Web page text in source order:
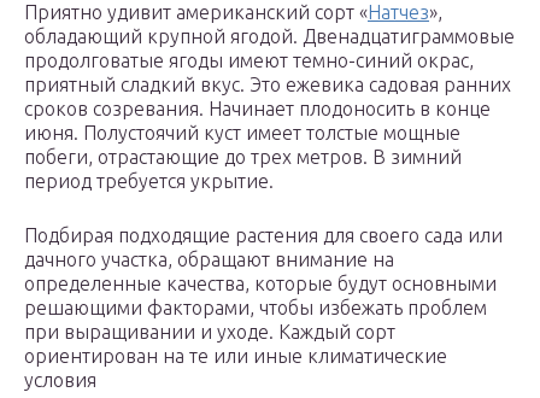
Приятно удивит американский сорт «Натчез»,
обладающий крупной ягодой. Двенадцатиграммовые
продолговатые ягоды имеют темно-синий окрас,
приятный сладкий вкус. Это ежевика садовая ранних
сроков созревания. Начинает плодоносить в конце
июня. Полустоячий куст имеет толстые мощные
побеги, отрастающие до трех метров. В зимний
период требуется укрытие.
Подбирая подходящие растения для своего сада или
дачного участка, обращают внимание на
определенные качества, которые будут основными
решающими факторами, чтобы избежать проблем
при выращивании и уходе. Каждый сорт
ориентирован на те или иные климатические
условия